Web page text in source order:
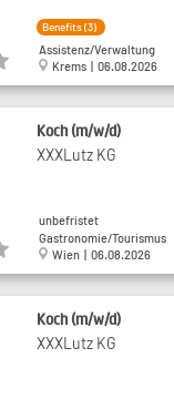
Benefits (3)
Assistenz/Verwaltung
Krems | 06.08.2026
Koch (m/w/d)
XXXLutz KG
unbefristet
Gastronomie/Tourismus
Wien | 06.08.2026
Koch (m/w/d)
XXXLutz KG